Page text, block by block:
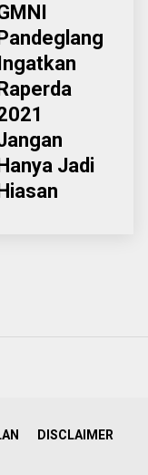
Jadi
DISCLAIMER